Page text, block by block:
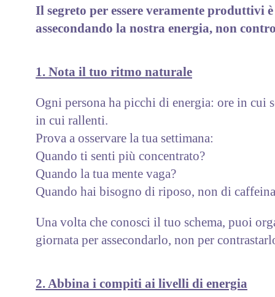
Il segreto per essere veramente produttivi
assecondando la nostra energia, non
1. Nota il tuo ritmo naturale
Ogni persona ha picchi di energia: ore in cui
in cui rallenti.
Prova a osservare la tua settimana:
Quando ti senti più concentrato?
Quando la tua mente vaga?
Quando hai bisogno di riposo, non di
Una volta che conosci il tuo schema, puoi
giornata per assecondarlo, non per
2. Abbina i compiti ai livelli di energia